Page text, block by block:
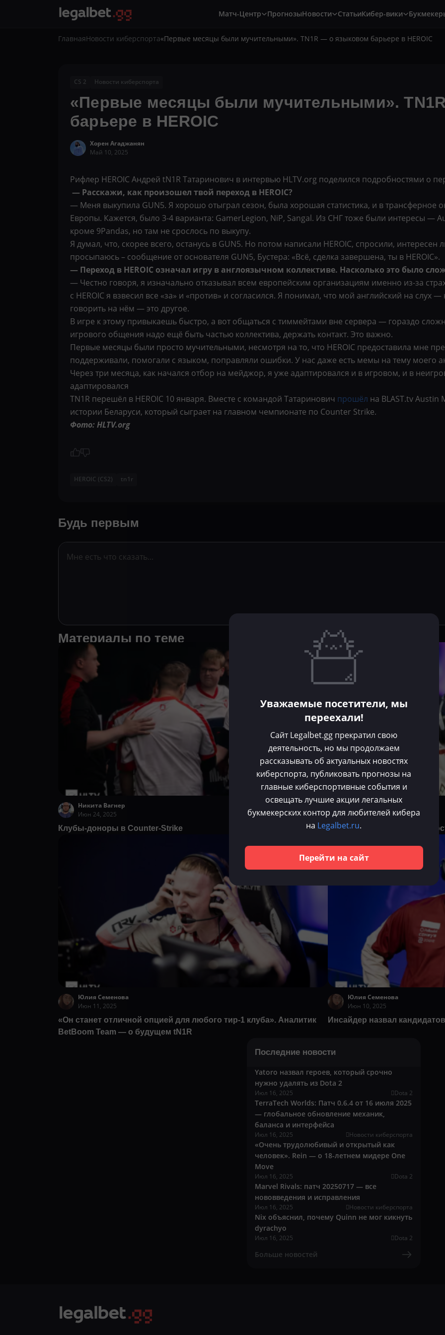
Матч-Центр ПрогнозыНовости СтатьиКибер-вики
ГлавнаяНовости киберспорта«Первые месяцы были мучительными». TN1R — о языковом барьере в HEROIC
CS 2 Новости киберспорта
«Первые месяцы были мучительными».
барьере в HEROIC
Хорен Агаджанян
Май 10, 2025
Рифлер HEROIC Андрей tN1R Татаринович в интервью HLTV.org поделился подробностями о
— Расскажи, как произошел твой переход в HEROIC?
— Меня выкупила GUN5. Я хорошо отыграл сезон, была хорошая статистика, и в трансферное
Европы. Кажется, было 3-4 варианта: GamerLegion, NiP, Sangal. Из СНГ тоже были интересы —
кроме 9Pandas, но там не срослось по выкупу.
Я думал, что, скорее всего, останусь в GUN5. Но потом написали HEROIC, спросили, интересен
просыпаюсь – сообщение от основателя GUN5, Бустера: «Всё, сделка завершена, ты в HEROIC».
— Переход в HEROIC означал игру в англоязычном коллективе. Насколько это было
— Честно говоря, я изначально отказывал всем европейским организациям именно из-за
с HEROIC я взвесил все «за» и «против» и согласился. Я понимал, что мой английский на слух
говорить на нём — это другое.
В игре к этому привыкаешь быстро, а вот общаться с тиммейтами вне сервера — гораздо
игрового общения надо ещё быть частью коллектива, держать контакт. Это важно.
Первые месяцы были просто мучительными, несмотря на то, что HEROIC предоставила мне
поддерживали, помогали с языком, поправляли ошибки. У нас даже есть мемы на тему моего
Через три месяца, как начался отбор на мейджор, я уже адаптировался и в игровом, и в
адаптировался
TN1R перешёл в HEROIC 10 января. Вместе с командой Татаринович прошёл на BLAST.tv Austin
истории Беларуси, который сыграет на главном чемпионате по Counter Strike.
Фото: HLTV.org
HEROIC (CS2) tn1r
Будь первым
Материалы по теме
Статьи
Никита Вагнер
Июн 24, 2025
Клубы-доноры в Counter-Strike
Владислав Долгов
Июн 17, 2025
Xfl0ud покинул основной
CS 2
Юлия Семенова
Июн 11, 2025
«Он станет отличной опцией для любого тир-1 клуба». Аналитик
BetBoom Team — о будущем tN1R
Юлия Семенова
Июн 10, 2025
Инсайдер назвал
Последние новости
Yatoro назвал героев, который срочно
нужно удалять из Dota 2
Июл 16, 2025 Dota 2
TerraTech Worlds: Патч 0.6.4 от 16 июля 2025
— глобальное обновление механик,
баланса и интерфейса
Июл 16, 2025 Новости киберспорта
«Очень трудолюбивый и открытый как
человек». Rein — о 18-летнем мидере One
Move
Июл 16, 2025 Dota 2
Marvel Rivals: патч 20250717 — все
нововведения и исправления
Июл 16, 2025 Новости киберспорта
Nix объяснил, почему Quinn не мог кикнуть
dyrachyo
Июл 16, 2025 Dota 2
Больше новостей
Уважаемые посетители, мы
переехали!
Сайт Legalbet.gg прекратил свою
деятельность, но мы продолжаем
рассказывать об актуальных новостях
киберспорта, публиковать прогнозы на
главные киберспортивные события и
освещать лучшие акции легальных
букмекерских контор для любителей кибера
на Legalbet.ru.
Перейти на сайт